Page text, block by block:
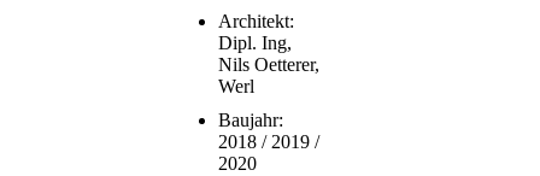
Architekt:
Dipl. Ing,
Nils Oetterer,
Werl
Baujahr:
2018 / 2019 /
2020